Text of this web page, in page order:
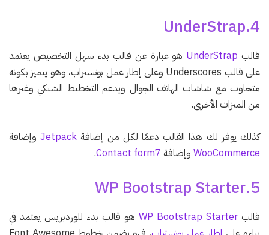
4.UnderStrap
قالب UnderStrap هو عبارة عن قالب بدء سهل التخصيص يعتمد
على قالب Underscores وعلى إطار عمل بوتستراب، وهو يتميز بكونه
متجاوب مع شاشات الهاتف الجوال ويدعم التخطيط الشبكي وغيرها
من الميزات الأخرى.
كذلك يوفر لك هذا القالب دعمًا لكل من إضافة Jetpack وإضافة
WooCommerce وإضافة Contact form7
.
5.WP Bootstrap Starter
قالبWP Bootstrap Starter هو قالب بدء للوردبريس يعتمد في